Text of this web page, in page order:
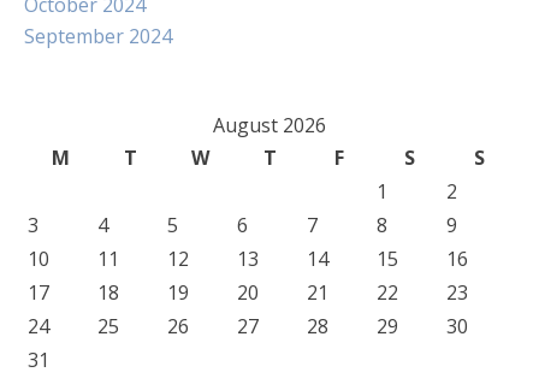
September 2024
August 2026
M
T W T F S
S
1
2
3
4 5 6 7 8
9
10
11 12 13 14 15
16
17
18 19 20 21 22
23
24
25 26 27 28 29
30
31